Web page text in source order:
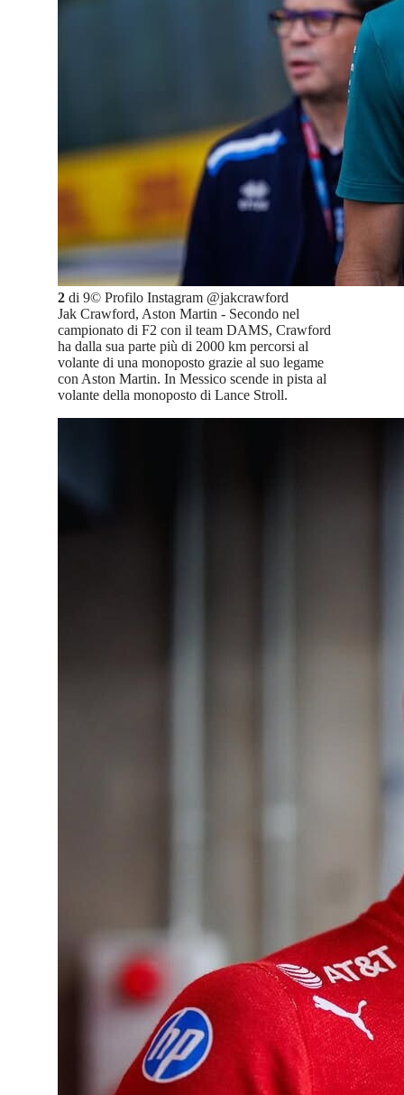
2 di 9© Profilo Instagram @jakcrawford
Jak Crawford, Aston Martin - Secondo nel
campionato di F2 con il team DAMS, Crawford
ha dalla sua parte più di 2000 km percorsi al
volante di una monoposto grazie al suo legame
con Aston Martin. In Messico scende in pista al
volante della monoposto di Lance Stroll.